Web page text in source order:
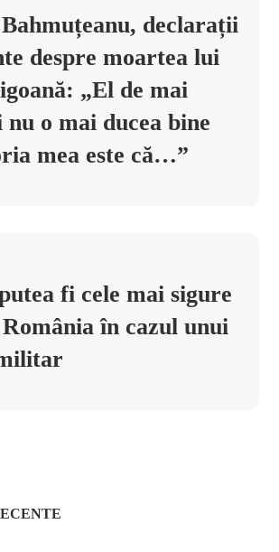
declarații
despre moartea lui
„El de mai
o mai ducea bine
mea este că…”
fi cele mai sigure
în cazul unui